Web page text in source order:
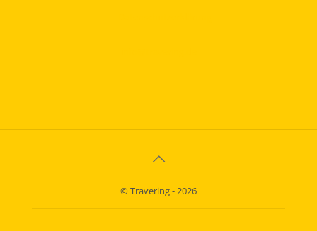
—
© Travering - 2026